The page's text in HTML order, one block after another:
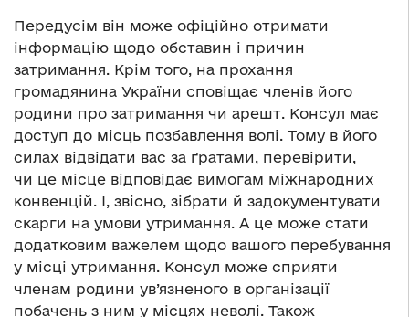
Передусім він може офіційно отримати
інформацію щодо обставин і причин
затримання. Крім того, на прохання
громадянина України сповіщає членів його
родини про затримання чи арешт. Консул має
доступ до місць позбавлення волі. Тому в його
силах відвідати вас за ґратами, перевірити,
чи це місце відповідає вимогам міжнародних
конвенцій. І, звісно, зібрати й задокументувати
скарги на умови утримання. А це може стати
додатковим важелем щодо вашого перебування
у місці утримання. Консул може сприяти
членам родини ув’язненого в організації
побачень з ним у місцях неволі. Також